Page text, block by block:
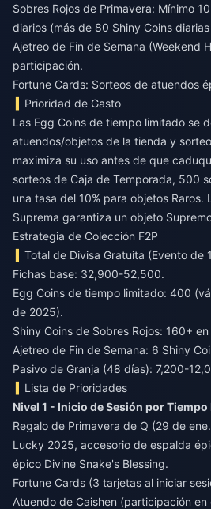
Sobres Rojos de Primavera: Mínimo
diarios (más de 80 Shiny Coins
Ajetreo de Fin de Semana (Weekend
participación.
Fortune Cards: Sorteos de atuendos
Prioridad de Gasto
Las Egg Coins de tiempo limitado se
atuendos/objetos de la tienda y
maximiza su uso antes de que
sorteos de Caja de Temporada, 500
una tasa del 10% para objetos Raros.
Suprema garantiza un objeto
Estrategia de Colección F2P
Total de Divisa Gratuita (Evento de
Fichas base: 32,900-52,500.
Egg Coins de tiempo limitado: 400
de 2025).
Shiny Coins de Sobres Rojos: 160+
Ajetreo de Fin de Semana: 6 Shiny
Pasivo de Granja (48 días): 7,200-
Lista de Prioridades
Nivel 1 - Inicio de Sesión por
Regalo de Primavera de Q (29 de
Lucky 2025, accesorio de espalda
épico Divine Snake's Blessing.
Fortune Cards (3 tarjetas al iniciar
Atuendo de Caishen (participación